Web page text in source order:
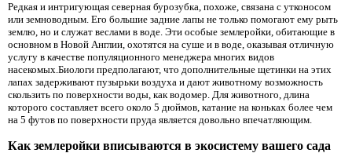
Редкая и интригующая северная бурозубка, похоже, связана с утконосом
или земноводным. Его большие задние лапы не только помогают ему рыть
землю, но и служат веслами в воде. Эти особые землеройки, обитающие в
основном в Новой Англии, охотятся на суше и в воде, оказывая отличную
услугу в качестве популяционного менеджера многих видов
насекомых.Биологи предполагают, что дополнительные щетинки на этих
лапах задерживают пузырьки воздуха и дают животному возможность
скользить по поверхности воды, как водомер. Для животного, длина
которого составляет всего около 5 дюймов, катание на коньках более чем
на 5 футов по поверхности пруда является довольно впечатляющим.
Как землеройки вписываются в экосистему вашего сада